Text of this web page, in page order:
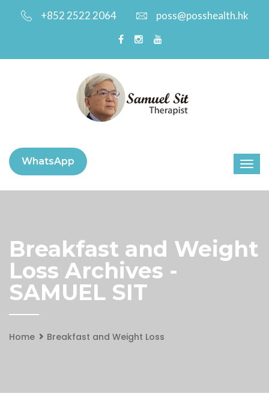
+852 2522 2064 poss@posshealth.hk
WhatsApp
Breakfast and Weight
Loss Archives -
SAMUEL SIT
Home Breakfast and Weight Loss